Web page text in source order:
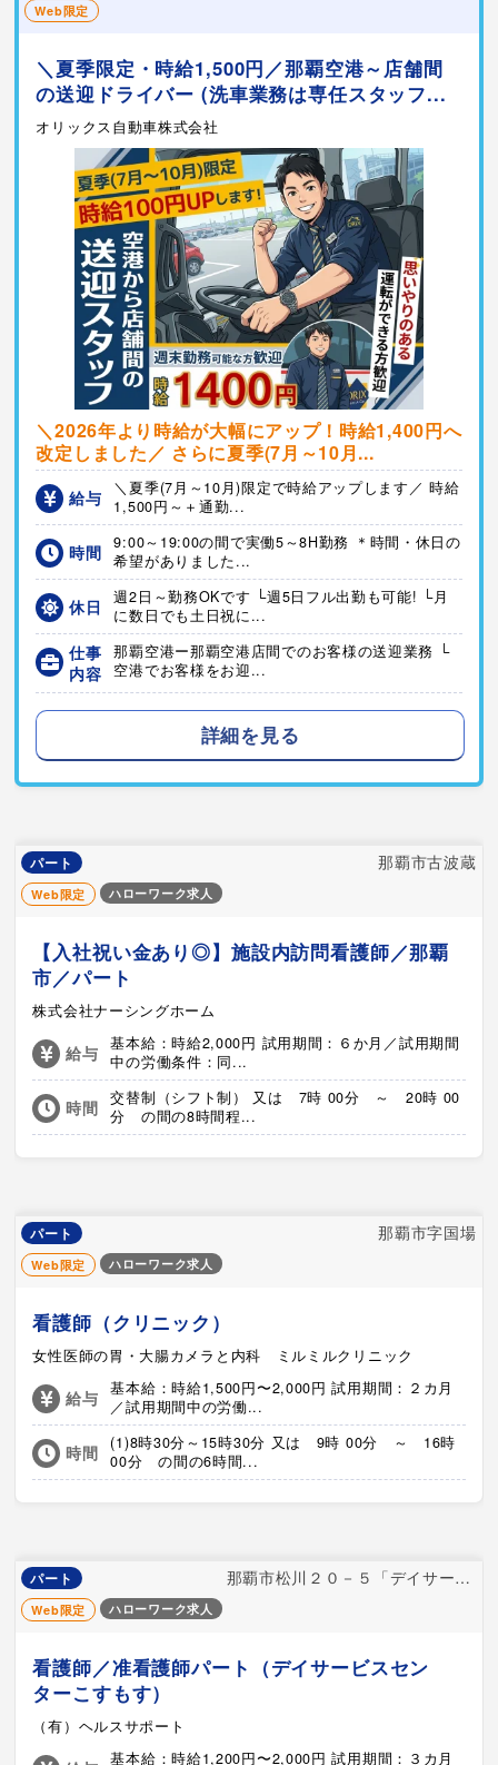
Web限定
＼夏季限定・時給1,500円／那覇空港～店舗間
の送迎ドライバー (洗車業務は専任スタッフ...
オリックス自動車株式会社
＼2026年より時給が大幅にアップ！時給1,400円へ
改定しました／ さらに夏季(7月～10月...
給与
＼夏季(7月～10月)限定で時給アップします／ 時給
1,500円～＋通勤...
時間
9:00～19:00の間で実働5～8H勤務 ＊時間・休日の
希望がありました...
休日
週2日～勤務OKです └週5日フル出勤も可能! └月
に数日でも土日祝に...
仕事
内容
那覇空港ー那覇空港店間でのお客様の送迎業務 └
空港でお客様をお迎...
詳細を見る
パート 那覇市古波蔵
Web限定 ハローワーク求人
【入社祝い金あり◎】施設内訪問看護師／那覇
市／パート
株式会社ナーシングホーム
給与
基本給：時給2,000円 試用期間：６か月／試用期間
中の労働条件：同...
時間
交替制（シフト制） 又は 7時 00分 ～ 20時 00
分 の間の8時間程...
パート 那覇市字国場
Web限定 ハローワーク求人
看護師（クリニック）
女性医師の胃・大腸カメラと内科 ミルミルクリニック
給与
基本給：時給1,500円〜2,000円 試用期間：２カ月
／試用期間中の労働...
時間
(1)8時30分～15時30分 又は 9時 00分 ～ 16時
00分 の間の6時間...
パート 那覇市松川２０－５「デイサービスセンターこすもす」
Web限定 ハローワーク求人
看護師／准看護師パート（デイサービスセン
ターこすもす）
（有）ヘルスサポート
基本給：時給1,200円〜2,000円 試用期間：３カ月